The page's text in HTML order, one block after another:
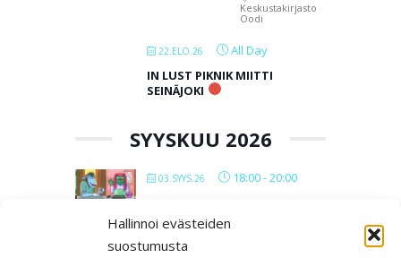
Hallinnoi evästeiden
suostumusta
Keskustakirjasto
Oodi
22.ELO.26
All Day
IN LUST PIKNIK MIITTI
SEINÄJOKI
SYYSKUU 2026
03.SYYS.26 18:00-20:00